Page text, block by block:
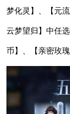
梦化灵】、【元
云梦望归】中任
币】、【亲密玫瑰